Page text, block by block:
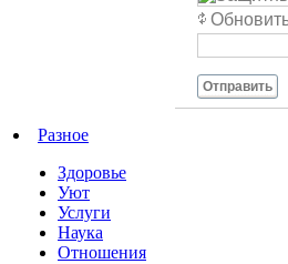
Отправить
Разное
Здоровье
Уют
Услуги
Наука
Отношения